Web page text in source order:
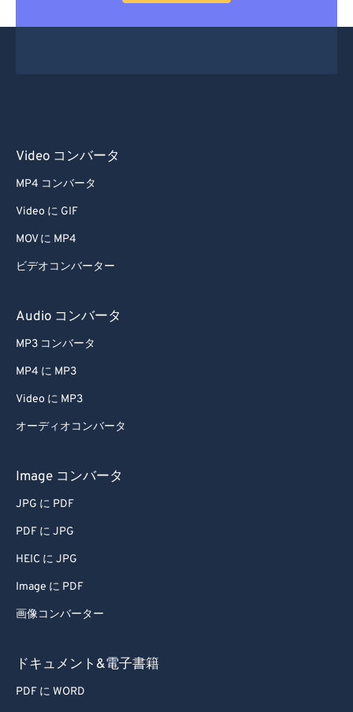
Video コンバータ
MP4 コンバータ
Video に GIF
MOV に MP4
ビデオコンバーター
Audio コンバータ
MP3 コンバータ
MP4 に MP3
Video に MP3
オーディオコンバータ
Image コンバータ
JPG に PDF
PDF に JPG
HEIC に JPG
Image に PDF
画像コンバーター
ドキュメント&電子書籍
PDF に WORD